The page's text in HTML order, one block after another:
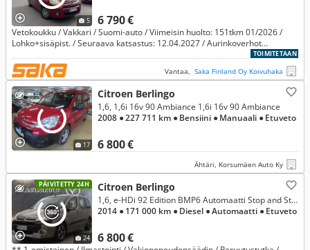
5 6 790 €
Vetokoukku / Vakkari / Suomi-auto / Viimeisin huolto: 151tkm 01/2026 /
Lohko+sisäpist. / Seuraava katsastus: 12.04.2027 / Aurinkoverhot
TOIMITETAAN
Vantaa, Saka Finland Oy Koivuhaka
17
Citroen Berlingo
6 800 €
1,6, 1,6i 16v 90 Ambiance 1,6i 16v 90 Ambiance
2008 ● 227 711 km ● Bensiini ● Manuaali ● Etuveto
Ähtäri, Korsumäen Auto Ky
PÄIVITETTY 24H
24
Citroen Berlingo
6 800 €
1,6, e-HDi 92 Edition BMP6 Automaatti Stop and Start, **Korko alk. 1,99%**
2014 ● 171 000 km ● Diesel ● Automaatti ● Etuveto